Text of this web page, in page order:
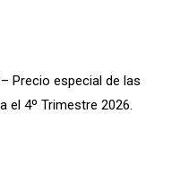
– Precio especial de las
el 4º Trimestre 2026.